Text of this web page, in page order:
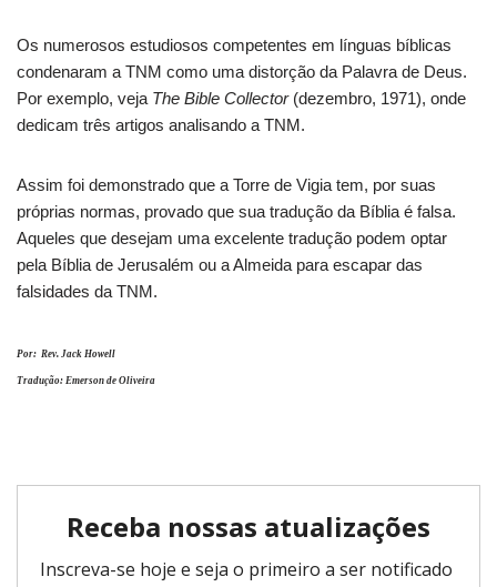
Os numerosos estudiosos competentes em línguas bíblicas
condenaram a TNM como uma distorção da Palavra de Deus.
Por exemplo, veja The Bible Collector(dezembro, 1971), onde
dedicam três artigos analisando a TNM.
Assim foi demonstrado que a Torre de Vigia tem, por suas
próprias normas, provado que sua tradução da Bíblia é falsa.
Aqueles que desejam uma excelente tradução podem optar
pela Bíblia de Jerusalém ou a Almeida para escapar das
falsidades da TNM.
Por: Rev. Jack Howell
Tradução: Emerson de Oliveira